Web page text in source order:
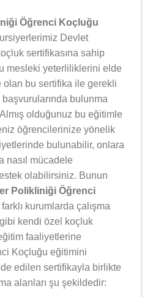
Öğrenci Koçluğu
Devlet
sertifikasına sahip
mesleki yeterliliklerini elde
bu sertifika ile gerekli
bulunma
olduğunuz bu eğitimle
öğrencilerinize yönelik
bulunabilir, onlara
nasıl mücadele
olabilirsiniz. Bunun
Polikliniği Öğrenci
kurumlarda çalışma
kendi özel koçluk
faaliyetlerine
Koçluğu eğitimini
edilen sertifikayla birlikte
alanları şu şekildedir: